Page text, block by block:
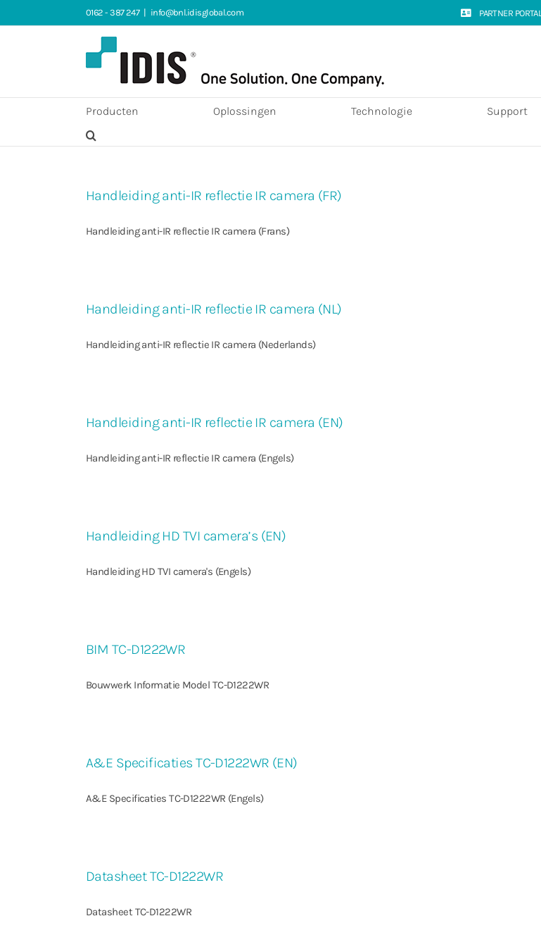
naar
0162 - 387 247 | info@bnl.idisglobal.com PARTNER PORTAL
Producten Oplossingen Technologie Support
Handleiding anti-IR reflectie IR camera (FR)
Handleiding anti-IR reflectie IR camera (Frans)
Handleiding anti-IR reflectie IR camera (NL)
Handleiding anti-IR reflectie IR camera (Nederlands)
Handleiding anti-IR reflectie IR camera (EN)
Handleiding anti-IR reflectie IR camera (Engels)
Handleiding HD TVI camera’s (EN)
Handleiding HD TVI camera's (Engels)
BIM TC-D1222WR
Bouwwerk Informatie Model TC-D1222WR
A&E Specificaties TC-D1222WR (EN)
A&E Specificaties TC-D1222WR (Engels)
Datasheet TC-D1222WR
Datasheet TC-D1222WR